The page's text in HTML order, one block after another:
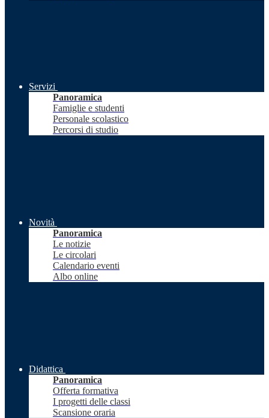
Servizi
Panoramica
Famiglie e studenti
Personale scolastico
Percorsi di studio
Novità
Panoramica
Le notizie
Le circolari
Calendario eventi
Albo online
Didattica
Panoramica
Offerta formativa
I progetti delle classi
Scansione oraria